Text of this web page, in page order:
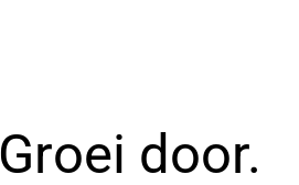
Groei door.